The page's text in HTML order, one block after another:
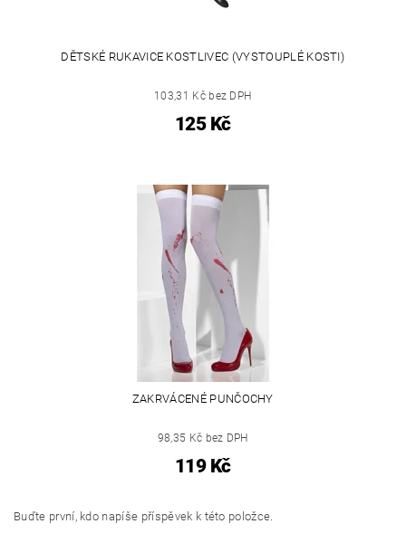
DĚTSKÉ RUKAVICE KOSTLIVEC (VYSTOUPLÉ KOSTI)
103,31 Kč bez DPH
125 Kč
ZAKRVÁCENÉ PUNČOCHY
98,35 Kč bez DPH
119 Kč
Buďte první, kdo napíše příspěvek k této položce.